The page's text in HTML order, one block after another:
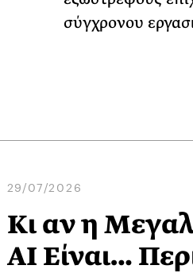
σύγχρονου
29/07/2026
Κι αν η
AI Είναι…